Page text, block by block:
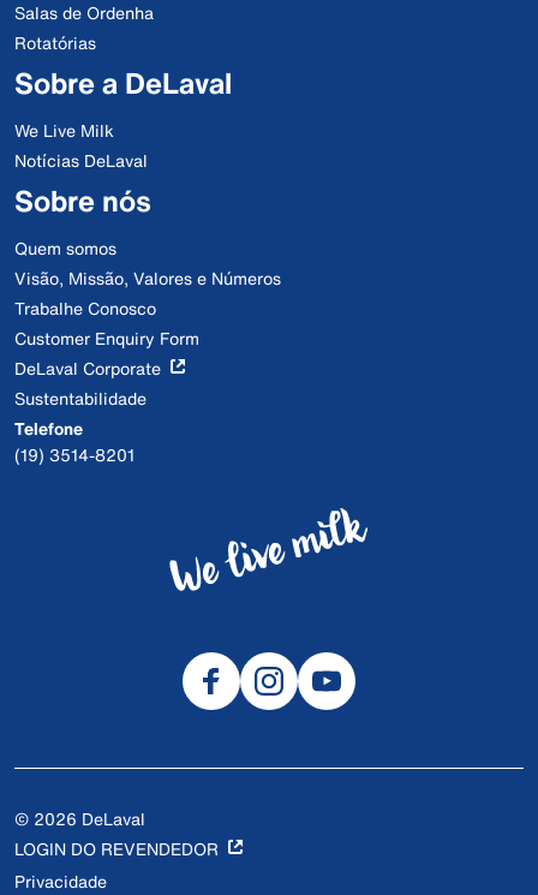
Salas de Ordenha
Rotatórias
Sobre a DeLaval
We Live Milk
Notícias DeLaval
Sobre nós
Quem somos
Visão, Missão, Valores e Números
Trabalhe Conosco
Customer Enquiry Form
DeLaval Corporate
Sustentabilidade
Telefone
(19) 3514-8201
© 2026 DeLaval
LOGIN DO REVENDEDOR
Privacidade